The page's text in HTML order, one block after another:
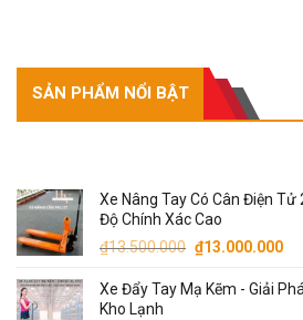
SẢN PHẨM NỔI BẬT
Xe Nâng Tay Có Cân Điện Tử
Độ Chính Xác Cao
₫13.500.000 Giá
là:
₫13.000.000Giá
tại
Xe Đẩy Tay Mạ Kẽm - Giải
Kho Lạnh